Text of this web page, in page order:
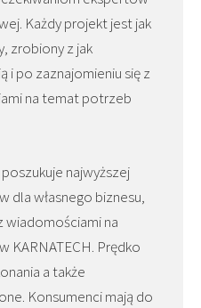
Każdy projekt jest jak
zrobiony z jak
i po zaznajomieniu się z
na temat potrzeb
najwyższej
dla własnego biznesu,
wiadomościami na
Prędko
a także
Konsumenci mają do